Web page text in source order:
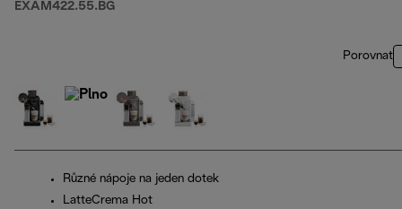
EXAM422.55.BG
Porovnat
Různé nápoje na jeden dotek
LatteCrema Hot